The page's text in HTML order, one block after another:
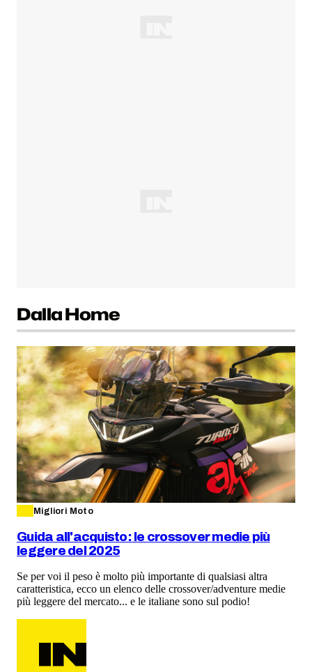
Dalla Home
Migliori Moto
Guida all'acquisto: le crossover medie più
leggere del 2025
Se per voi il peso è molto più importante di qualsiasi altra
caratteristica, ecco un elenco delle crossover/adventure medie
più leggere del mercato... e le italiane sono sul podio!